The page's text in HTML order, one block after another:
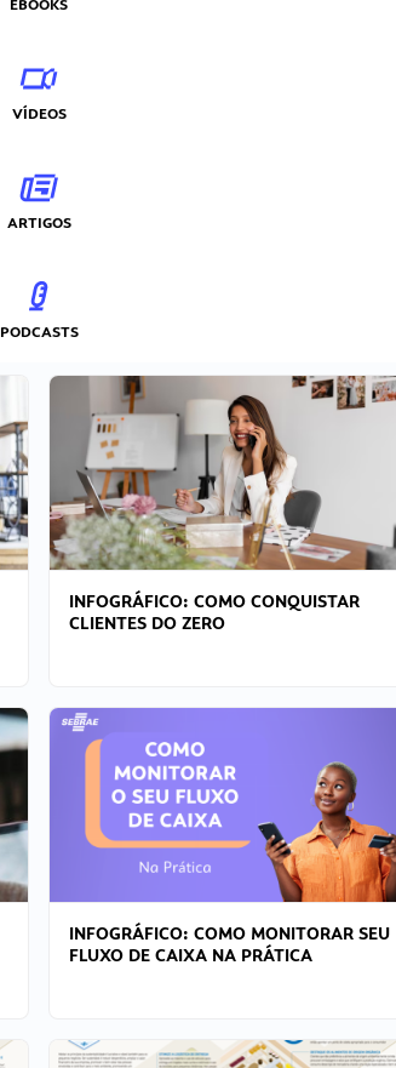
EBOOKS
VÍDEOS
ARTIGOS
PODCASTS
INFOGRÁFICO: COMO CONQUISTAR
CLIENTES DO ZERO
INFOGRÁFICO: COMO MONITORAR SEU
FLUXO DE CAIXA NA PRÁTICA